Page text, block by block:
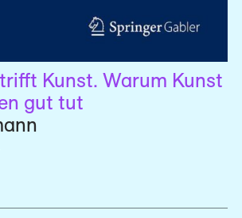
Kunst. Warum Kunst
gut tut